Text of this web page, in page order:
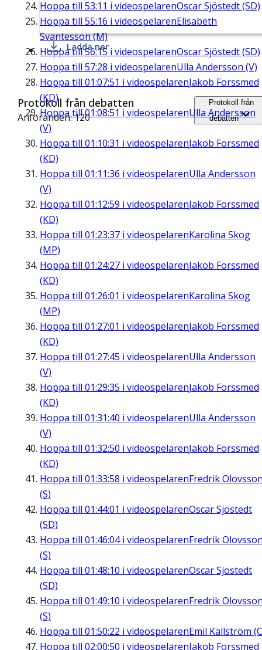
Hoppa till 53:11 i videospelarenOscar Sjöstedt (SD)
Hoppa till 55:16 i videospelarenElisabeth
Svantesson (M)
Hoppa till56:15 i videospelarenOscar Sjöstedt (SD)
Hoppa till 57:28 i videospelarenUlla Andersson (V)
Hoppa till 01:07:51 i videospelarenJakob Forssmed
(KD)
Hoppa till01:08:51 i videospelarenUlla Andersson
(V)
Hoppa till 01:10:31 i videospelarenJakob Forssmed
(KD)
Hoppa till 01:11:36 i videospelarenUlla Andersson
(V)
Hoppa till 01:12:59 i videospelarenJakob Forssmed
(KD)
Hoppa till 01:23:37 i videospelarenKarolina Skog
(MP)
Hoppa till 01:24:27 i videospelarenJakob Forssmed
(KD)
Hoppa till 01:26:01 i videospelarenKarolina Skog
(MP)
Hoppa till 01:27:01 i videospelarenJakob Forssmed
(KD)
Hoppa till 01:27:45 i videospelarenUlla Andersson
(V)
Hoppa till 01:29:35 i videospelarenJakob Forssmed
(KD)
Hoppa till 01:31:40 i videospelarenUlla Andersson
(V)
Hoppa till 01:32:50 i videospelarenJakob Forssmed
(KD)
Hoppa till 01:33:58 i videospelarenFredrik
(S)
Hoppa till 01:44:01 i videospelarenOscar Sjöstedt
(SD)
Hoppa till 01:46:04i videospelarenFredrik
(S)
Hoppa till 01:48:10 i videospelarenOscar Sjöstedt
(SD)
Hoppa till 01:49:10 i videospelarenFredrik
(S)
Hoppa till 01:50:22 i videospelarenEmil Källström
Hoppa till 02:00:50 i videospelarenJakob Forssmed
Ladda ner
Protokoll från debatten
Anföranden: 120
Protokoll från
debatten